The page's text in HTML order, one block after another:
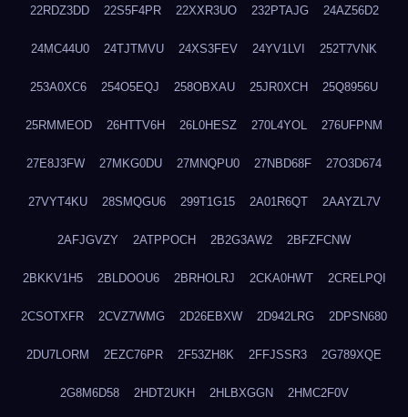
22RDZ3DD 22S5F4PR 22XXR3UO 232PTAJG 24AZ56D2
24MC44U0 24TJTMVU 24XS3FEV 24YV1LVI 252T7VNK
253A0XC6 254O5EQJ 258OBXAU 25JR0XCH 25Q8956U
25RMMEOD 26HTTV6H 26L0HESZ 270L4YOL 276UFPNM
27E8J3FW 27MKG0DU 27MNQPU0 27NBD68F 27O3D674
27VYT4KU 28SMQGU6 299T1G15 2A01R6QT 2AAYZL7V
2AFJGVZY 2ATPPOCH 2B2G3AW2 2BFZFCNW
2BKKV1H5 2BLDOOU6 2BRHOLRJ 2CKA0HWT 2CRELPQI
2CSOTXFR 2CVZ7WMG 2D26EBXW 2D942LRG 2DPSN680
2DU7LORM 2EZC76PR 2F53ZH8K 2FFJSSR3 2G789XQE
2G8M6D58 2HDT2UKH 2HLBXGGN 2HMC2F0V